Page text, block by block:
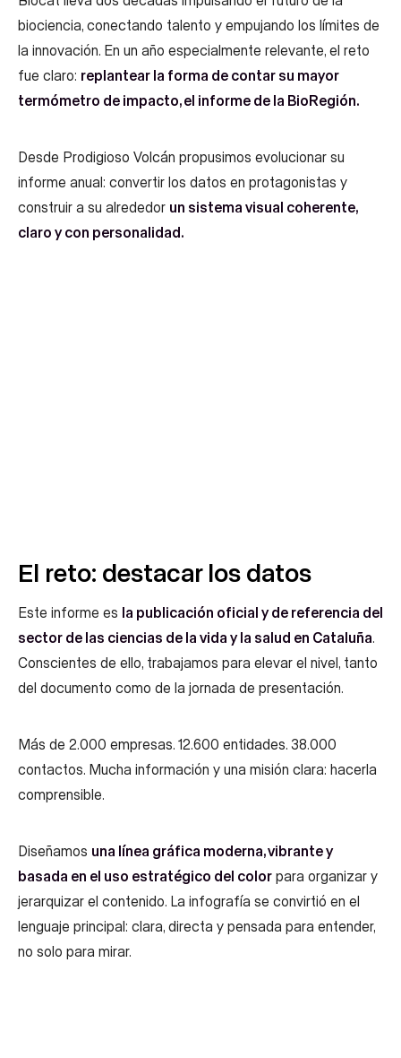
biociencia, conectando talento y empujando los límites de
la innovación. En un año especialmente relevante, el reto
fue claro: replantear la forma de contar su mayor
termómetro de impacto, el informe de la BioRegión.
Desde Prodigioso Volcán propusimos evolucionar su
informe anual: convertir los datos en protagonistas y
construir a su alrededor un sistema visual coherente,
claro y con personalidad.
El reto: destacar los datos
Este informe es la publicación oficial y de referencia del
sector de las ciencias de la vida y la salud en Cataluña.
Conscientes de ello, trabajamos para elevar el nivel, tanto
del documento como de la jornada de presentación.
Más de 2.000 empresas. 12.600 entidades. 38.000
contactos. Mucha información y una misión clara: hacerla
comprensible.
Diseñamos una línea gráfica moderna, vibrante y
basada en el uso estratégico del color para organizar y
jerarquizar el contenido. La infografía se convirtió en el
lenguaje principal: clara, directa y pensada para entender,
no solo para mirar.